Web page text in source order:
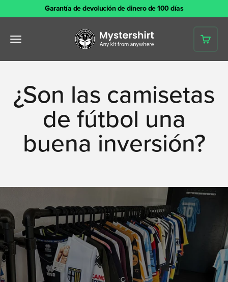
saltar al contenidoGarantía de devolución de dinero de 100 días
Abrir menú de navegación
Mystershirt
¿Son las camisetas
de fútbol una
buena inversión?